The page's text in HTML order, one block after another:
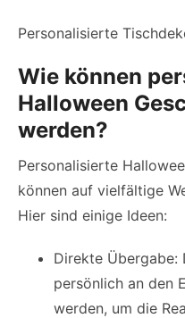
Personalisierte
Wie können
Halloween
werden?
Personalisierte
können auf vielfältige
Hier sind einige Ideen:
Direkte Übergabe:
persönlich an den
werden, um die